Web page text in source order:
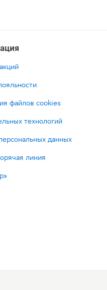
файлов cookies
технологий
данных
линия